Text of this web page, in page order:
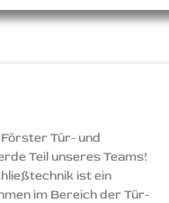
Tür- und
Teil unseres Teams!
ist ein
im Bereich der Tür-